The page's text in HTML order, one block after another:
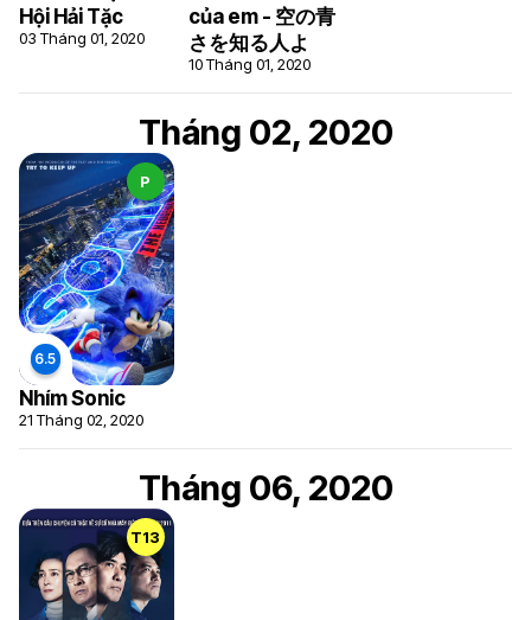
Hội Hải Tặc
03 Tháng 01, 2020
của em - 空の青
さを知る人よ
10 Tháng 01, 2020
Tháng 02, 2020
P
Nhím Sonic
21 Tháng 02, 2020
Tháng 06, 2020
T13